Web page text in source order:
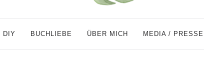
DIY BUCHLIEBE ÜBER MICH MEDIA / PRESSE